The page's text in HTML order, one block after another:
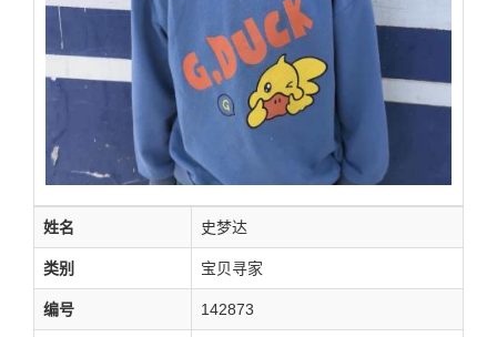
姓名 史梦达
类别 宝贝寻家
编号 142873